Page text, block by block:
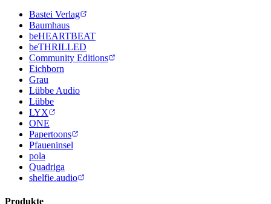
Bastei Verlag
Baumhaus
beHEARTBEAT
beTHRILLED
Community Editions
Eichborn
Grau
Lübbe Audio
Lübbe
LYX
ONE
Papertoons
Pfaueninsel
pola
Quadriga
shelfie.audio
Produkte